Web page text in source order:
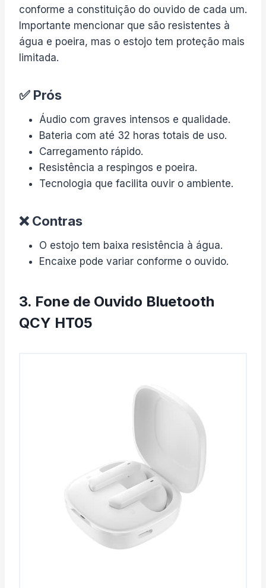
conforme a constituição do ouvido de cada um.
Importante mencionar que são resistentes à
água e poeira, mas o estojo tem proteção mais
limitada.
✅ Prós
Áudio com graves intensos e qualidade.
Bateria com até 32 horas totais de uso.
Carregamento rápido.
Resistência a respingos e poeira.
Tecnologia que facilita ouvir o ambiente.
❌ Contras
O estojo tem baixa resistência à água.
Encaixe pode variar conforme o ouvido.
3. Fone de Ouvido Bluetooth
QCY HT05